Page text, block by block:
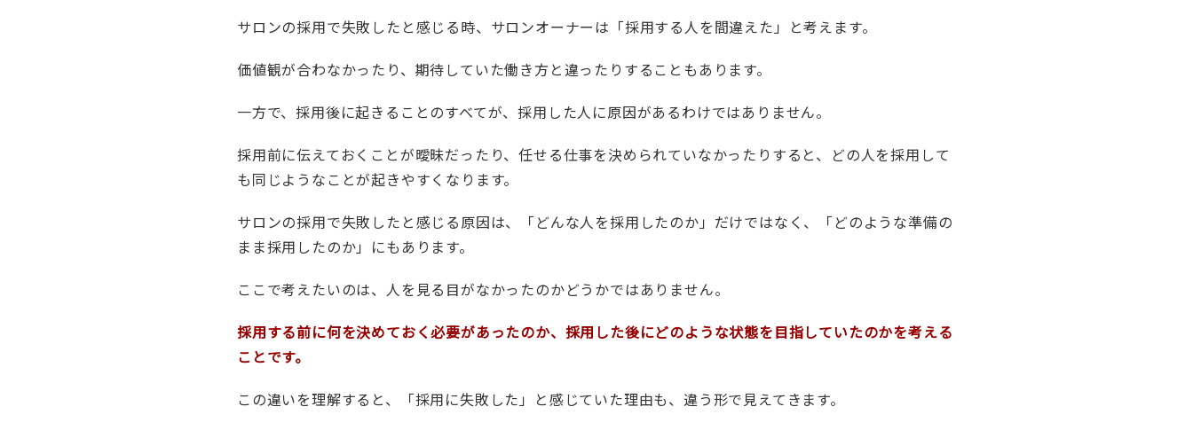
サロンの採用で失敗したと感じる時、サロンオーナーは「採用する人を間違えた」と考えます。
価値観が合わなかったり、期待していた働き方と違ったりすることもあります。
一方で、採用後に起きることのすべてが、採用した人に原因があるわけではありません。
採用前に伝えておくことが曖昧だったり、任せる仕事を決められていなかったりすると、どの人を採用して
も同じようなことが起きやすくなります。
サロンの採用で失敗したと感じる原因は、「どんな人を採用したのか」だけではなく、「どのような準備の
まま採用したのか」にもあります。
ここで考えたいのは、人を見る目がなかったのかどうかではありません。
採用する前に何を決めておく必要があったのか、採用した後にどのような状態を目指していたのかを考える
ことです。
この違いを理解すると、「採用に失敗した」と感じていた理由も、違う形で見えてきます。